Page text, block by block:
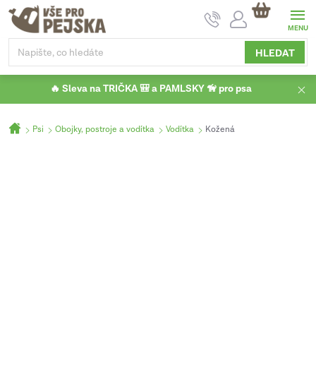
Přejít
obsah
HLEDAT
NÁKUPNÍ
KOŠÍK
🔥 Sleva na TRIČKA 🎒 a PAMLSKY 🦮 pro psa
Domů
Psi Obojky, postroje a vodítka Vodítka Kožená